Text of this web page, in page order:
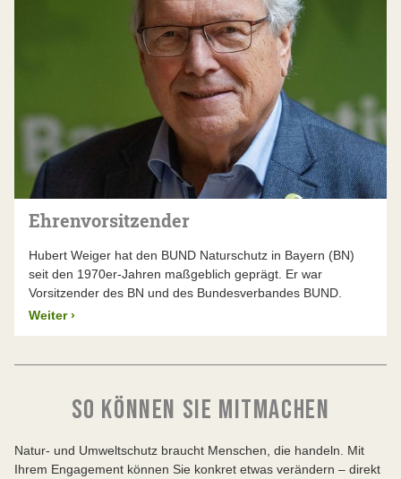
Organisation wie den BUND Naturschutz. Uns gibt
es seit über 110 Jahren, wir haben in dieser Zeit
viele bayerischeLandschaften gerettet
und Wirtschaft wissen, dass mit uns zu rechnen ist,
wenn die Natur unseren Schutz braucht, und dass
wir den nötigen langen Atem haben.
Die Funktionsweise des BUND Naturschutz
ermöglicht Teilhabe, Schlagkraft und Kontinuität.
Das macht den BN zur stärksten Stimme für die
Natur in Bayern.
Ehrenvorsitzender
Hubert Weiger hat den BUND Naturschutz in Bayern (BN)
seit den 1970er-Jahren maßgeblich geprägt. Er war
Vorsitzender des BN und des Bundesverbandes BUND.
Weiter ›
SO KÖNNEN SIE MITMACHEN
Natur- und Umweltschutz braucht Menschen, die handeln. Mit
Ihrem Engagement können Sie konkret etwas verändern – direkt